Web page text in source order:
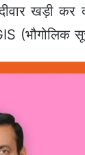
खड़ी